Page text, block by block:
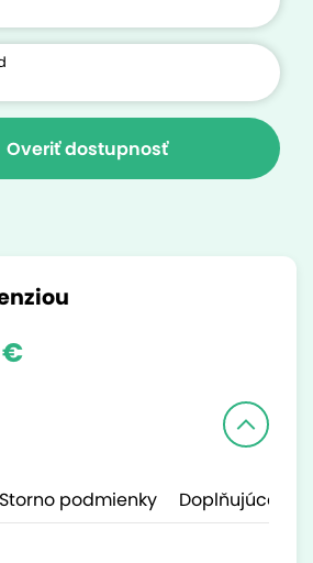
Overiť dostupnosť
Storno podmienky Doplňujúce